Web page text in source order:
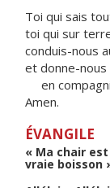
Toi qui sais
toi qui sur
conduis-nous
et donne-
en
Amen.
ÉVANGILE
« Ma chair
vraie boisson